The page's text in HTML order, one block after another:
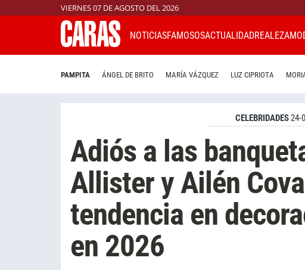
VIERNES 07 DE AGOSTO DEL 2026
NOTICIASFAMOSOSACTUALIDADREALEZA
PAMPITA ÁNGEL DE BRITO MARÍA VÁZQUEZ LUZ CIPRIOTA
CELEBRIDADES24-
Adiós a las
Allister y Ailén
tendencia en
en 2026